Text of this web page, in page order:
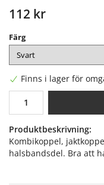
112 kr
Färg
Finns i lager för
Produktbeskrivning:
Kombikoppel,
halsbandsdel. Bra att